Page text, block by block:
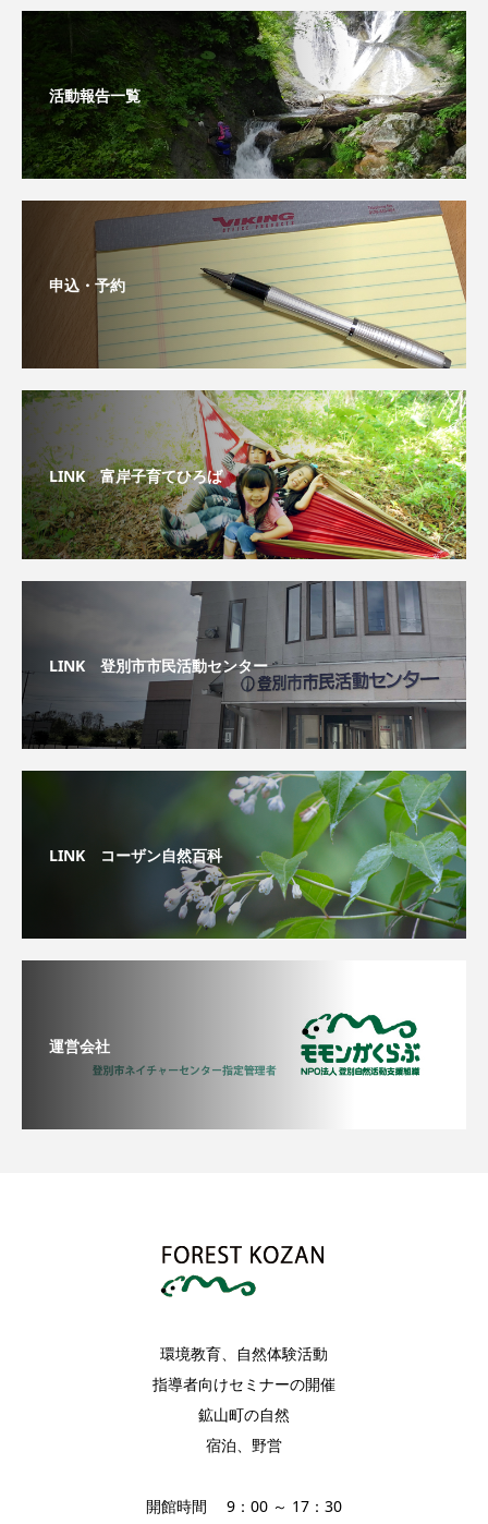
活動報告一覧
申込・予約
LINK 富岸子育てひろば
LINK 登別市市民活動センター
LINK コーザン自然百科
運営会社
環境教育、自然体験活動
指導者向けセミナーの開催
鉱山町の自然
宿泊、野営
開館時間 9：00 ～ 17：30